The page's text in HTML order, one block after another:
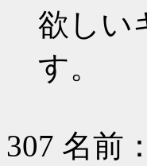
欲しい
す。
307 名前：